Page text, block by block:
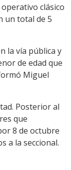
clásico
un total de 5
la vía pública y
de edad que
Miguel
Posterior al
que
8 de octubre
a la seccional.